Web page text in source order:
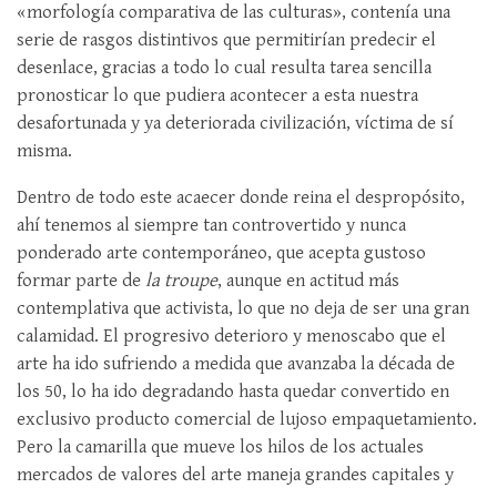
«morfología comparativa de las culturas», contenía una
serie de rasgos distintivos que permitirían predecir el
desenlace, gracias a todo lo cual resulta tarea sencilla
pronosticar lo que pudiera acontecer a esta nuestra
desafortunada y ya deteriorada civilización, víctima de sí
misma.
Dentro de todo este acaecer donde reina el despropósito,
ahí tenemos al siempre tan controvertido y nunca
ponderado arte contemporáneo, que acepta gustoso
formar parte de la troupe, aunque en actitud más
contemplativa que activista, lo que no deja de ser una gran
calamidad. El progresivo deterioro y menoscabo que el
arte ha ido sufriendo a medida que avanzaba la década de
los 50, lo ha ido degradando hasta quedar convertido en
exclusivo producto comercial de lujoso empaquetamiento.
Pero la camarilla que mueve los hilos de los actuales
mercados de valores del arte maneja grandes capitales y